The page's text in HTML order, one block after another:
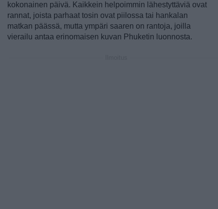
kokonainen päivä. Kaikkein helpoimmin lähestyttäviä ovat
rannat, joista parhaat tosin ovat piilossa tai hankalan
matkan päässä, mutta ympäri saaren on rantoja, joilla
vierailu antaa erinomaisen kuvan Phuketin luonnosta.